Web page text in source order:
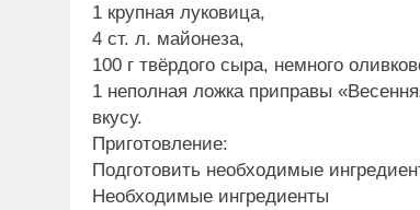
1 крупная луковица,
4 ст. л. майонеза,
100 г твёрдого сыра, немного
1 неполная ложка приправы
вкусу.
Приготовление:
Подготовить необходимые
Необходимые ингредиенты